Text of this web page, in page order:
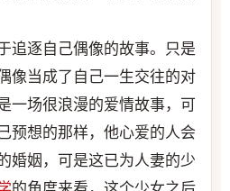
逐自己偶像的故事。只是
像当成了自己一生交往的对
一场很浪漫的爱情故事，可
预想的那样，他心爱的人会
婚姻，可是这已为人妻的少